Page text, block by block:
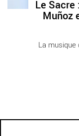
Le Sacre
Muñoz